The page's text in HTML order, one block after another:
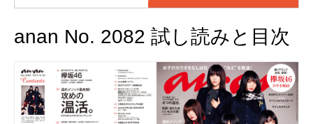
anan No. 2082 試し読みと目次